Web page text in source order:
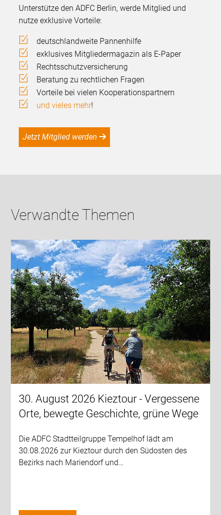
Unterstütze den ADFC Berlin, werde Mitglied und
nutze exklusive Vorteile:
deutschlandweite Pannenhilfe
exklusives Mitgliedermagazin als E-Paper
Rechtsschutzversicherung
Beratung zu rechtlichen Fragen
Vorteile bei vielen Kooperationspartnern
und vieles mehr!
Jetzt Mitglied werden
Verwandte Themen
30. August 2026 Kieztour - Vergessene
Orte, bewegte Geschichte, grüne Wege
Die ADFC Stadtteilgruppe Tempelhof lädt am
30.08.2026 zur Kieztour durch den Südosten des
Bezirks nach Mariendorf und…